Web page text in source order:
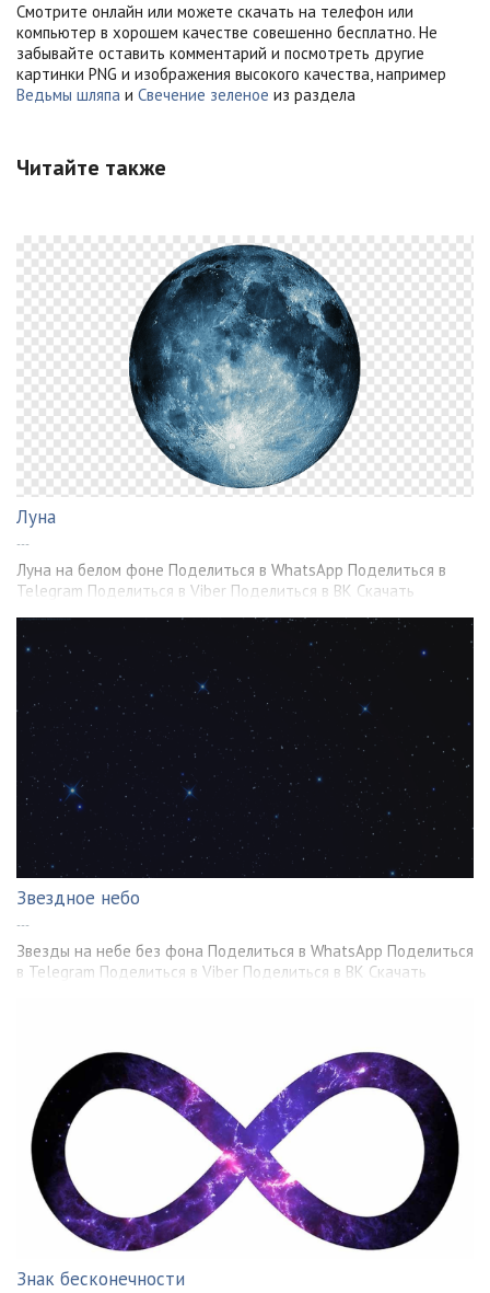
Смотрите онлайн или можете скачать на телефон или
компьютер в хорошем качестве совешенно бесплатно. Не
забывайте оставить комментарий и посмотреть другие
картинки PNG и изображения высокого качества, например
Ведьмы шляпа и Свечение зеленое из раздела
Читайте также
Луна
---
Луна на белом фоне Поделиться в WhatsApp Поделиться в
Telegram Поделиться в Viber Поделиться в ВК Скачать
Звездное небо
---
Звезды на небе без фона Поделиться в WhatsApp Поделиться
в Telegram Поделиться в Viber Поделиться в ВК Скачать
Знак бесконечности